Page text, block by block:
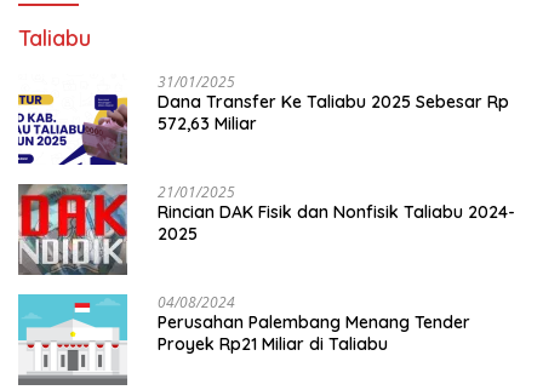
Taliabu
31/01/2025
Dana Transfer Ke Taliabu 2025 Sebesar Rp
572,63 Miliar
21/01/2025
Rincian DAK Fisik dan Nonfisik Taliabu 2024-
2025
04/08/2024
Perusahan Palembang Menang Tender
Proyek Rp21 Miliar di Taliabu